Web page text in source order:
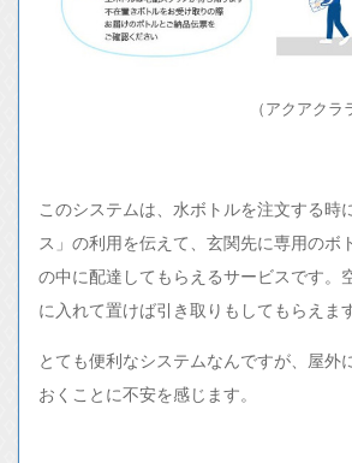
（アクアクラ
このシステムは、水ボトルを注文する時
ス」の利用を伝えて、玄関先に専用のボ
の中に配達してもらえるサービスです。
に入れて置けば引き取りもしてもらえます
とても便利なシステムなんですが、屋外
おくことに不安を感じます。